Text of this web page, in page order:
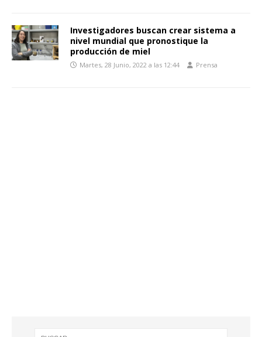
Investigadores buscan crear sistema a
nivel mundial que pronostique la
producción de miel
Martes, 28 Junio, 2022 a las 12:44 Prensa